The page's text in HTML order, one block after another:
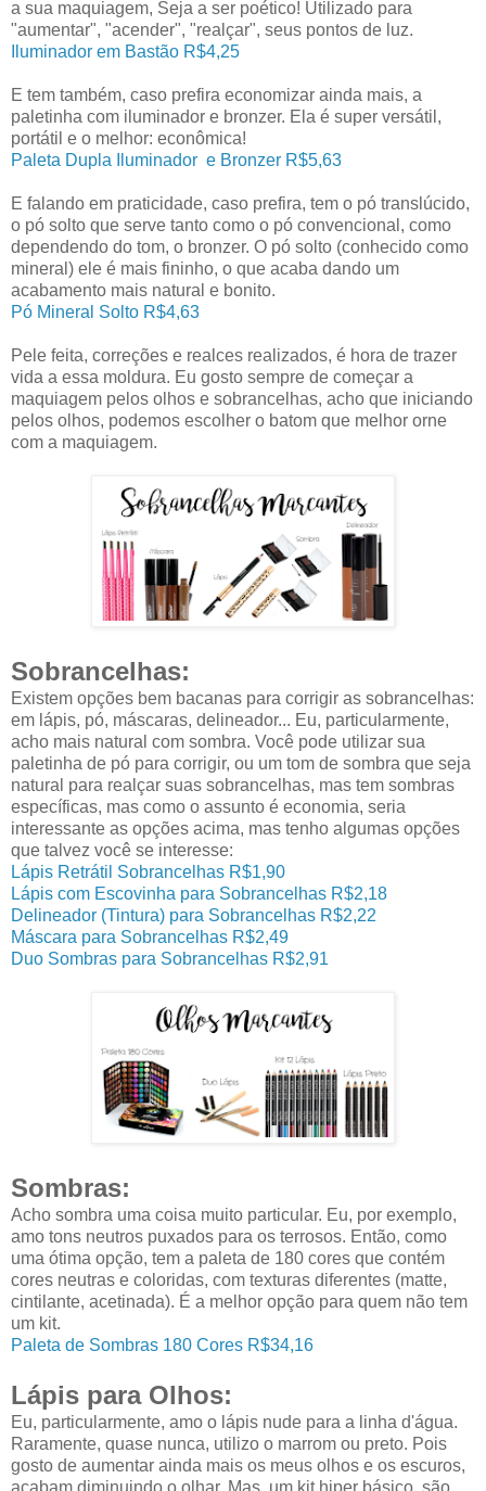
a sua maquiagem, Seja a ser poético! Utilizado para
"aumentar", "acender", "realçar", seus pontos de luz.
Iluminador em Bastão R$4,25
E tem também, caso prefira economizar ainda mais, a
paletinha com iluminador e bronzer. Ela é super versátil,
portátil e o melhor: econômica!
Paleta Dupla Iluminador e Bronzer R$5,63
E falando em praticidade, caso prefira, tem o pó translúcido,
o pó solto que serve tanto como o pó convencional, como
dependendo do tom, o bronzer. O pó solto (conhecido como
mineral) ele é mais fininho, o que acaba dando um
acabamento mais natural e bonito.
Pó Mineral Solto R$4,63
Pele feita, correções e realces realizados, é hora de trazer
vida a essa moldura. Eu gosto sempre de começar a
maquiagem pelos olhos e sobrancelhas, acho que iniciando
pelos olhos, podemos escolher o batom que melhor orne
com a maquiagem.
Sobrancelhas:
Existem opções bem bacanas para corrigir as sobrancelhas:
em lápis, pó, máscaras, delineador... Eu, particularmente,
acho mais natural com sombra. Você pode utilizar sua
paletinha de pó para corrigir, ou um tom de sombra que seja
natural para realçar suas sobrancelhas, mas tem sombras
específicas, mas como o assunto é economia, seria
interessante as opções acima, mas tenho algumas opções
que talvez você se interesse:
Lápis Retrátil Sobrancelhas R$1,90
Lápis com Escovinha para Sobrancelhas R$2,18
Delineador (Tintura) para Sobrancelhas R$2,22
Máscara para Sobrancelhas R$2,49
Duo Sombras para Sobrancelhas R$2,91
Sombras:
Acho sombra uma coisa muito particular. Eu, por exemplo,
amo tons neutros puxados para os terrosos. Então, como
uma ótima opção, tem a paleta de 180 cores que contém
cores neutras e coloridas, com texturas diferentes (matte,
cintilante, acetinada). É a melhor opção para quem não tem
um kit.
Paleta de Sombras 180 Cores R$34,16
Lápis para Olhos:
Eu, particularmente, amo o lápis nude para a linha d'água.
Raramente, quase nunca, utilizo o marrom ou preto. Pois
gosto de aumentar ainda mais os meus olhos e os escuros,